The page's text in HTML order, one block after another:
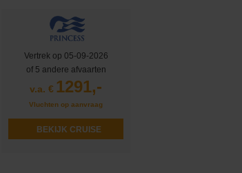
Vertrek op 05-09-2026
of 5 andere afvaarten
v.a. € 1291,-
Vluchten op aanvraag
BEKIJK CRUISE